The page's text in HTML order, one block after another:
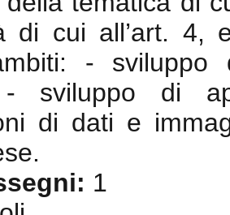
di cui all’art. 4,
- sviluppo
- sviluppo di
di dati e
.
1